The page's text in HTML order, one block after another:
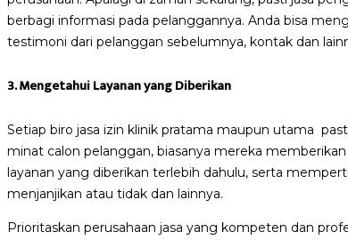
berbagi informasi pada pelanggannya. Anda bisa
testimoni dari pelanggan sebelumnya, kontak dan
3. Mengetahui Layanan yang Diberikan
Setiap biro jasa izin klinik pratama maupun utama
minat calon pelanggan, biasanya mereka
layanan yang diberikan terlebih dahulu, serta
menjanjikan atau tidak dan lainnya.
Prioritaskan perusahaan jasa yang kompeten dan